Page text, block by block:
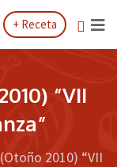
+ Receta
“VII
2010) “VII